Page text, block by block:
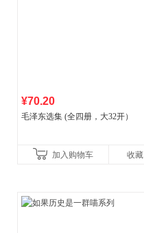
¥70.20
毛泽东选集 (全四册，大32开）
加入购物车 收藏